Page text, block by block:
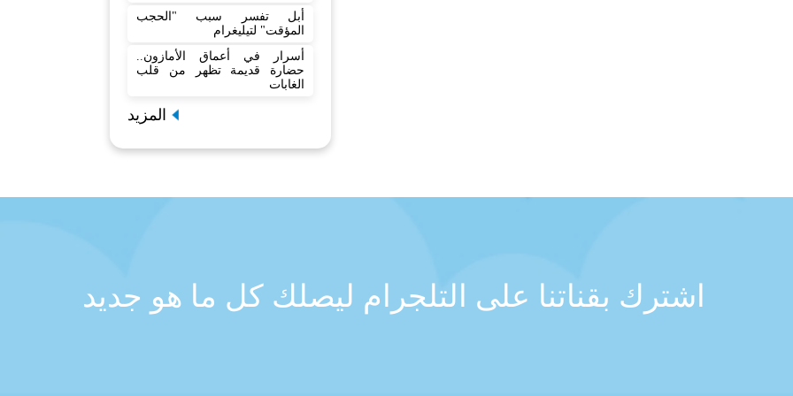
أبل تفسر سبب "الحجب
المؤقت" لتيليغرام
أسرار في أعماق الأمازون..
حضارة قديمة تظهر من قلب
الغابات
المزيد
اشترك بقناتنا على التلجرام ليصلك كل ما هو جديد